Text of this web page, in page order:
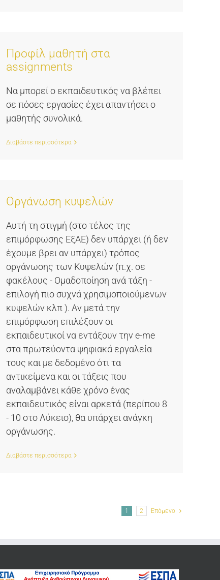
Προφίλ μαθητή στα
assignments
Να μπορεί ο εκπαιδευτικός να βλέπει
σε πόσες εργασίες έχει απαντήσει ο
μαθητής συνολικά.
Διαβάστε περισσότερα
Οργάνωση κυψελών
Αυτή τη στιγμή (στο τέλος της
επιμόρφωσης ΕξΑΕ) δεν υπάρχει (ή δεν
έχουμε βρει αν υπάρχει) τρόπος
οργάνωσης των Κυψελών (π.χ. σε
φακέλους - Ομαδοποίηση ανά τάξη -
επιλογή πιο συχνά χρησιμοποιούμενων
κυψελών κλπ ). Αν μετά την
επιμόρφωση επιλέξουν οι
εκπαιδευτικοί να εντάξουν την e-me
στα πρωτεύοντα ψηφιακά εργαλεία
τους και με δεδομένο ότι τα
αντικείμενα και οι τάξεις που
αναλαμβάνει κάθε χρόνο ένας
εκπαιδευτικός είναι αρκετά (περίπου 8
- 10 στο Λύκειο), θα υπάρχει ανάγκη
οργάνωσης.
Διαβάστε περισσότερα
1 2 Επόμενο